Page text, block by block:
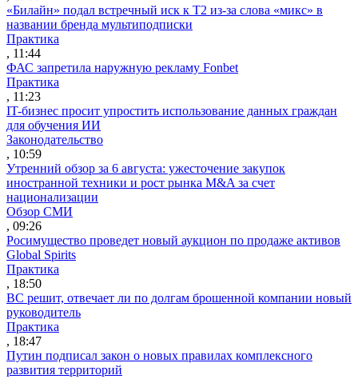
«Билайн» подал встречный иск к Т2 из-за слова «микс» в
названии бренда мультиподписки
Практика
, 11:44
ФАС запретила наружную рекламу Fonbet
Практика
, 11:23
IT-бизнес просит упростить использование данных граждан
для обучения ИИ
Законодательство
, 10:59
Утренний обзор за 6 августа: ужесточение закупок
иностранной техники и рост рынка M&A за счет
национализации
Обзор СМИ
, 09:26
Росимущество проведет новый аукцион по продаже активов
Global Spirits
Практика
, 18:50
ВС решит, отвечает ли по долгам брошенной компании новый
руководитель
Практика
, 18:47
Путин подписал закон о новых правилах комплексного
развития территорий